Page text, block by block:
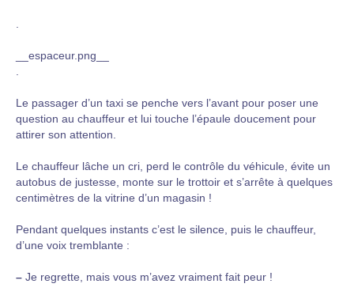
__espaceur.png__
Le passager d’un taxi se penche vers l’avant pour poser une
question au chauffeur et lui touche l’épaule doucement pour
attirer son attention.
Le chauffeur lâche un cri, perd le contrôle du véhicule, évite un
autobus de justesse, monte sur le trottoir et s’arrête à quelques
centimètres de la vitrine d’un magasin !
Pendant quelques instants c’est le silence, puis le chauffeur,
d’une voix tremblante :
– Je regrette, mais vous m’avez vraiment fait peur !